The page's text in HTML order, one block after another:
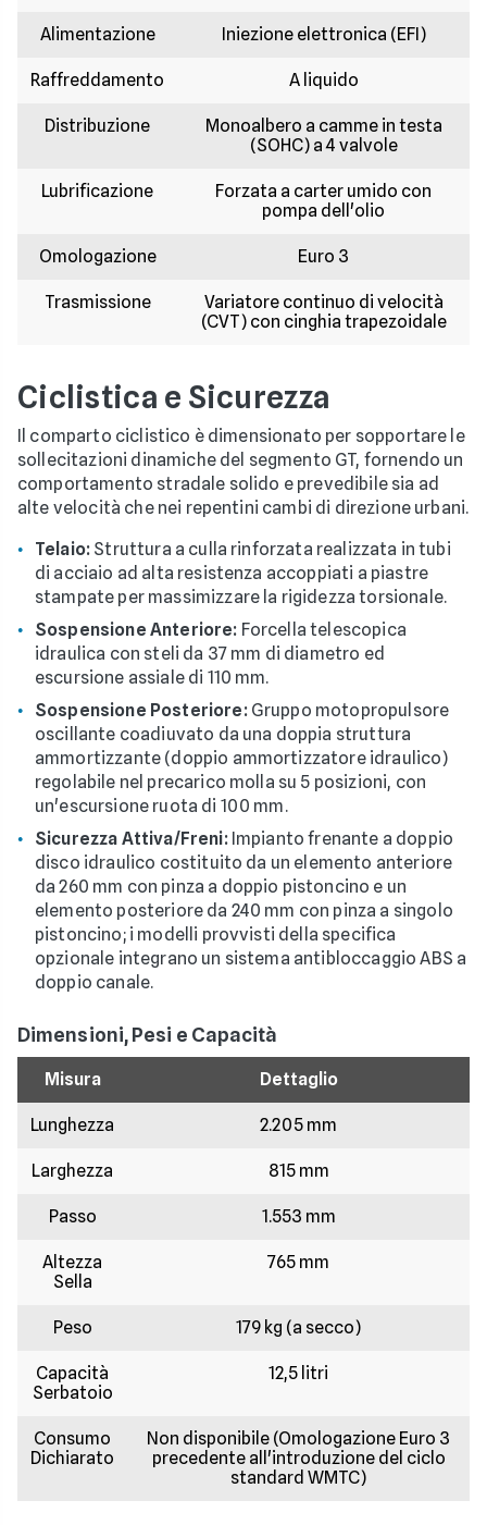
Alimentazione Iniezione elettronica (EFI)
Raffreddamento A liquido
Distribuzione
Monoalbero a camme in testa
(SOHC) a 4 valvole
Lubrificazione
Forzata a carter umido con
pompa dell'olio
Omologazione Euro 3
Trasmissione
Variatore continuo di velocità
(CVT) con cinghia trapezoidale
Ciclistica e Sicurezza
Il comparto ciclistico è dimensionato per sopportare le
sollecitazioni dinamiche del segmento GT, fornendo un
comportamento stradale solido e prevedibile sia ad
alte velocità che nei repentini cambi di direzione urbani.
Telaio: Struttura a culla rinforzata realizzata in tubi
di acciaio ad alta resistenza accoppiati a piastre
stampate per massimizzare la rigidezza torsionale.
Sospensione Anteriore: Forcella telescopica
idraulica con steli da 37 mm di diametro ed
escursione assiale di 110 mm.
Sospensione Posteriore:Gruppo motopropulsore
oscillante coadiuvato da una doppia struttura
ammortizzante (doppio ammortizzatore idraulico)
regolabile nel precarico molla su 5 posizioni, con
un'escursione ruota di 100 mm.
Sicurezza Attiva/Freni:Impianto frenante a doppio
disco idraulico costituito da un elemento anteriore
da 260 mm con pinza a doppio pistoncino e un
elemento posteriore da 240 mm con pinza a singolo
pistoncino; i modelli provvisti della specifica
opzionale integrano un sistema antibloccaggio ABS a
doppio canale.
Dimensioni, Pesi e Capacità
Misura Dettaglio
Lunghezza 2.205 mm
Larghezza 815 mm
Passo 1.553 mm
Altezza
Sella
765 mm
Peso 179 kg (a secco)
Capacità
Serbatoio
12,5 litri
Consumo
Dichiarato
Non disponibile (Omologazione Euro 3
precedente all'introduzione del ciclo
standard WMTC)